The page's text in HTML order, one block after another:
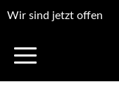
Wir sind jetzt offen